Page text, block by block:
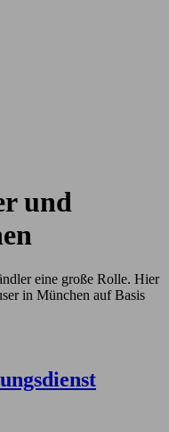
und
eine große Rolle. Hier
in München auf Basis